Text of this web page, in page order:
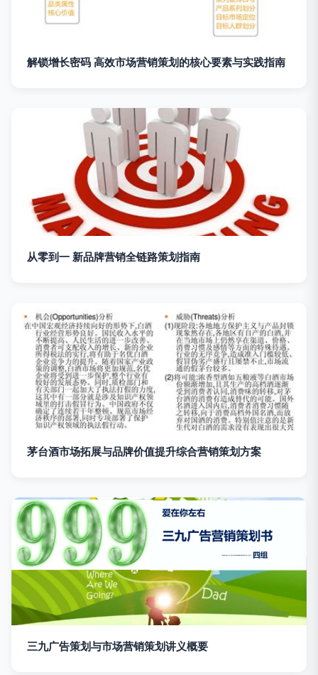
解锁增长密码 高效市场营销策划的核心要素与实践指南
从零到一 新品牌营销全链路策划指南
茅台酒市场拓展与品牌价值提升综合营销策划方案
三九广告策划与市场营销策划讲义概要